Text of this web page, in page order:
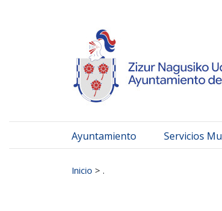
Ayuntamiento Servicios
Inicio > .